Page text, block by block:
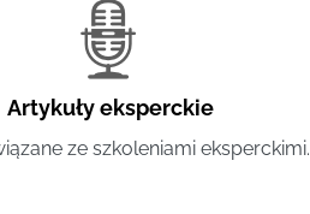
Artykuły eksperckie
ze szkoleniami eksperckimi.